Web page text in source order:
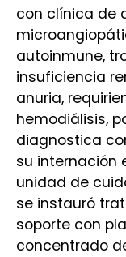
con clínica de
autoinmune,
insuficiencia
anuria,
hemodiálisis,
diagnostica
su internación
unidad de
se instauró
soporte con
concentrado